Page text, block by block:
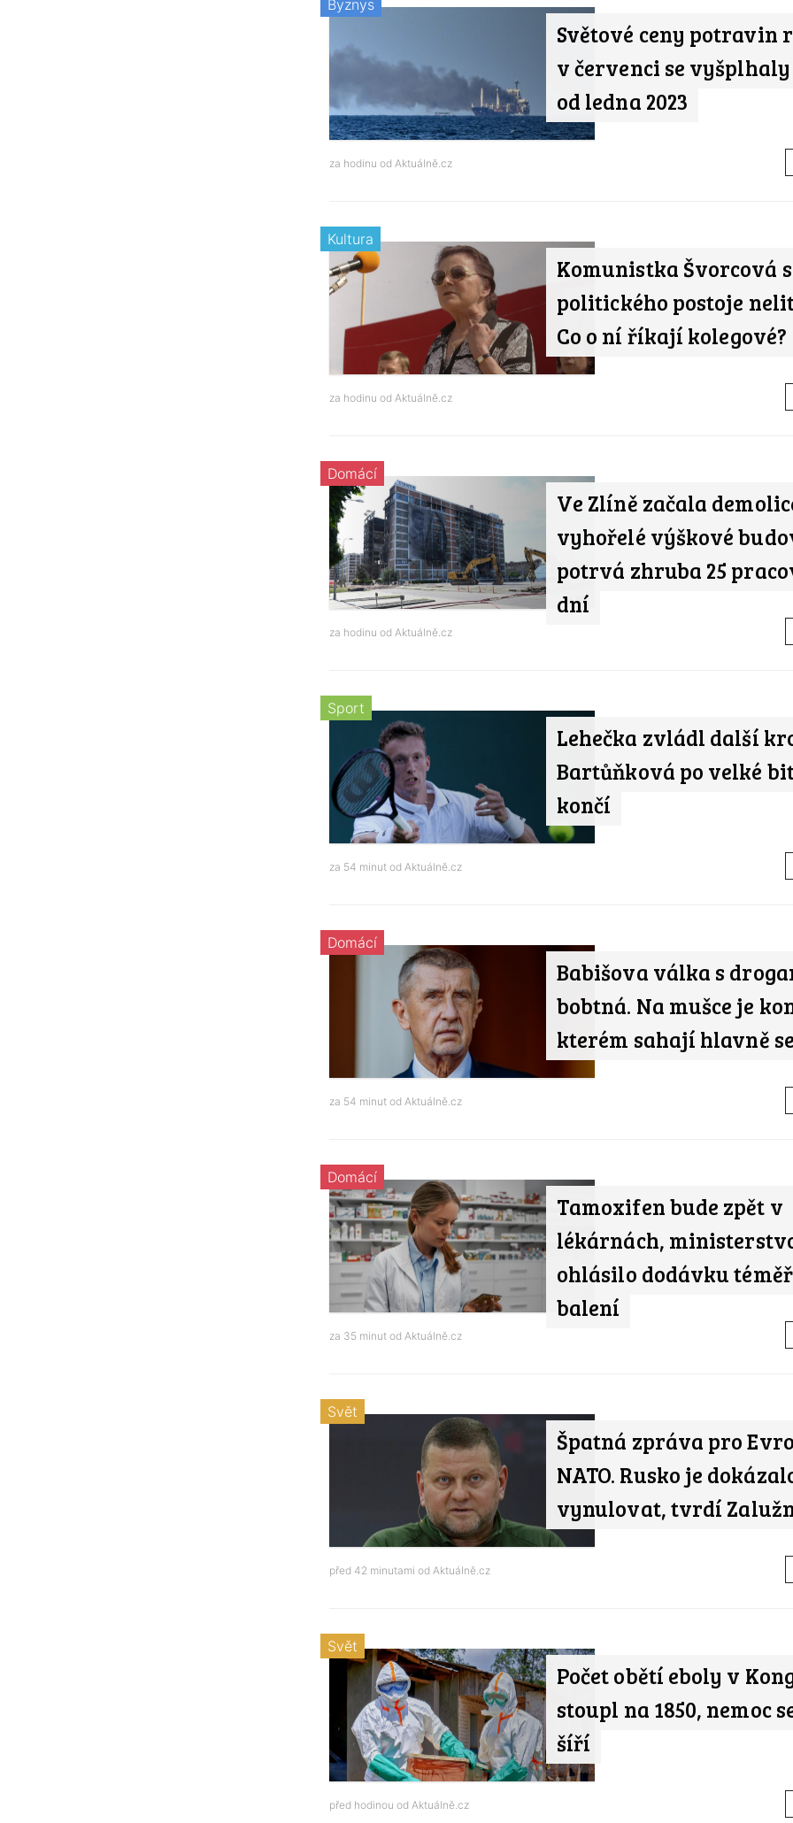
Světové ceny potravin
v červenci se
od ledna 2023
Byznys
za hodinu od Aktuálně.cz
Komunistka Švorcová
politického postoje
Co o ní říkají kolegové?
Kultura
za hodinu od Aktuálně.cz
Ve Zlíně začala
vyhořelé výškové
potrvá zhruba 25
dní
Domácí
za hodinu od Aktuálně.cz
Lehečka zvládl další
Bartůňková po velké
končí
Sport
za 54 minut od Aktuálně.cz
Babišova válka s
bobtná. Na mušce je
kterém sahají hlavně
Domácí
za 54 minut od Aktuálně.cz
Tamoxifen bude zpět v
lékárnách,
ohlásilo dodávku
balení
Domácí
za 35 minut od Aktuálně.cz
Špatná zpráva pro
NATO. Rusko je
vynulovat, tvrdí
Svět
před 42 minutami od Aktuálně.cz
Počet obětí eboly v
stoupl na 1850, nemoc
šíří
Svět
před hodinou od Aktuálně.cz